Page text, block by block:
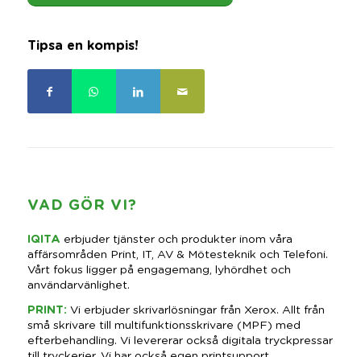
Tipsa en kompis!
VAD GÖR VI?
IQITA erbjuder tjänster och produkter inom våra
affärsområden Print, IT, AV & Mötesteknik och Telefoni.
Vårt fokus ligger på engagemang, lyhördhet och
användarvänlighet.
PRINT: Vi erbjuder skrivarlösningar från Xerox. Allt från
små skrivare till multifunktionsskrivare (MPF) med
efterbehandling. Vi levererar också digitala tryckpressar